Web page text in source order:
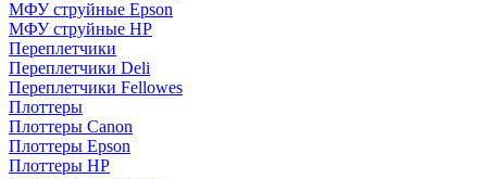
МФУ струйные Epson
МФУ струйные HP
Переплетчики
Переплетчики Deli
Переплетчики Fellowes
Плоттеры
Плоттеры Canon
Плоттеры Epson
Плоттеры HP